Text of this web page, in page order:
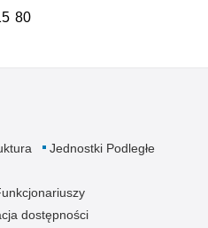
Jednostki Podległe
dostępności